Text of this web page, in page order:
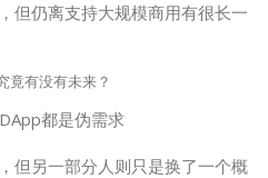
但仍离支持大规模商用有很长一
都是伪需求
但另一部分人则只是换了一个概